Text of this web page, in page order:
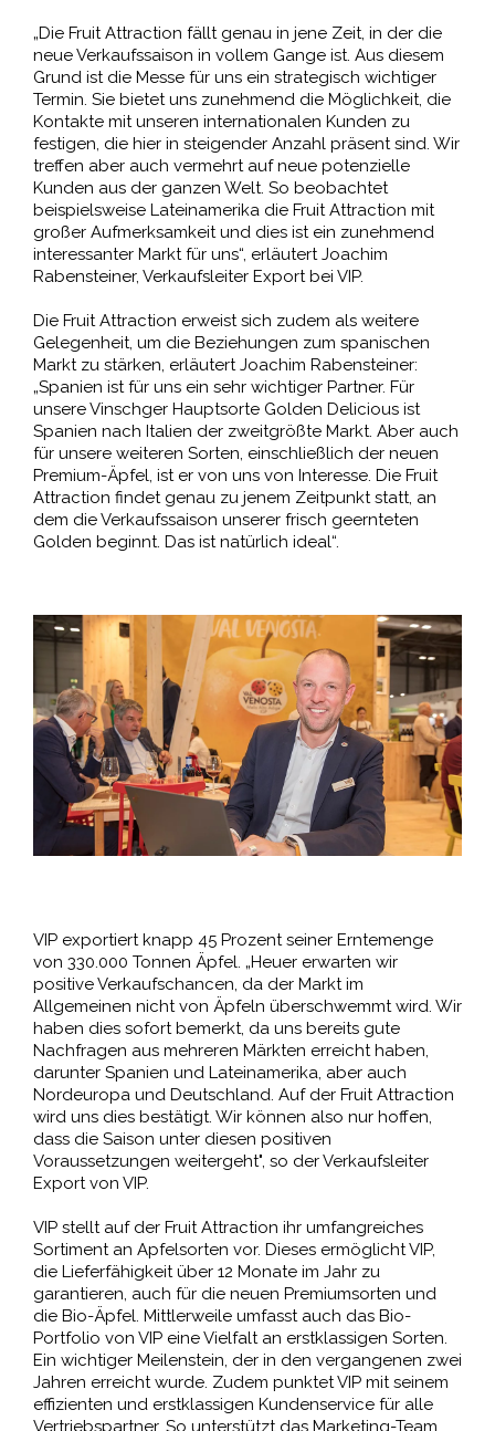
„Die Fruit Attraction fällt genau in jene Zeit, in der die
neue Verkaufssaison in vollem Gange ist. Aus diesem
Grund ist die Messe für uns ein strategisch wichtiger
Termin. Sie bietet uns zunehmend die Möglichkeit, die
Kontakte mit unseren internationalen Kunden zu
festigen, die hier in steigender Anzahl präsent sind. Wir
treffen aber auch vermehrt auf neue potenzielle
Kunden aus der ganzen Welt. So beobachtet
beispielsweise Lateinamerika die Fruit Attraction mit
großer Aufmerksamkeit und dies ist ein zunehmend
interessanter Markt für uns“, erläutert Joachim
Rabensteiner, Verkaufsleiter Export bei VIP.
Die Fruit Attraction erweist sich zudem als weitere
Gelegenheit, um die Beziehungen zum spanischen
Markt zu stärken, erläutert Joachim Rabensteiner:
„Spanien ist für uns ein sehr wichtiger Partner. Für
unsere Vinschger Hauptsorte Golden Delicious ist
Spanien nach Italien der zweitgrößte Markt. Aber auch
für unsere weiteren Sorten, einschließlich der neuen
Premium-Äpfel, ist er von uns von Interesse. Die Fruit
Attraction findet genau zu jenem Zeitpunkt statt, an
dem die Verkaufssaison unserer frisch geernteten
Golden beginnt. Das ist natürlich ideal“.
VIP exportiert knapp 45 Prozent seiner Erntemenge
von 330.000 Tonnen Äpfel. „Heuer erwarten wir
positive Verkaufschancen, da der Markt im
Allgemeinen nicht von Äpfeln überschwemmt wird. Wir
haben dies sofort bemerkt, da uns bereits gute
Nachfragen aus mehreren Märkten erreicht haben,
darunter Spanien und Lateinamerika, aber auch
Nordeuropa und Deutschland. Auf der Fruit Attraction
wird uns dies bestätigt. Wir können also nur hoffen,
dass die Saison unter diesen positiven
Voraussetzungen weitergeht", so der Verkaufsleiter
Export von VIP.
VIP stellt auf der Fruit Attraction ihr umfangreiches
Sortiment an Apfelsorten vor. Dieses ermöglicht VIP,
die Lieferfähigkeit über 12 Monate im Jahr zu
garantieren, auch für die neuen Premiumsorten und
die Bio-Äpfel. Mittlerweile umfasst auch das Bio-
Portfolio von VIP eine Vielfalt an erstklassigen Sorten.
Ein wichtiger Meilenstein, der in den vergangenen zwei
Jahren erreicht wurde. Zudem punktet VIP mit seinem
effizienten und erstklassigen Kundenservice für alle
Vertriebspartner. So unterstützt das Marketing-Team